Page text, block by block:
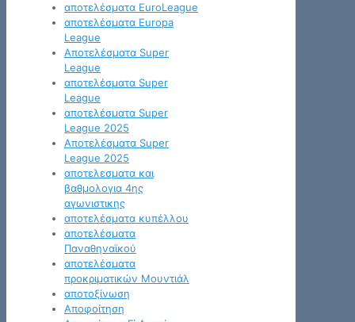
αποτελέσματα EuroLeague
αποτελέσματα Europa
League
Αποτελέσματα Super
League
αποτελέσματα Super
League
αποτελέσματα Super
League 2025
Αποτελέσματα Super
League 2025
αποτελεσματα και
βαθμολογια 4ης
αγωνιστικης
αποτελέσματα κυπέλλου
αποτελέσματα
Παναθηναϊκού
αποτελέσματα
προκριματικών Μουντιάλ
αποτοξίνωση
Αποφοίτηση